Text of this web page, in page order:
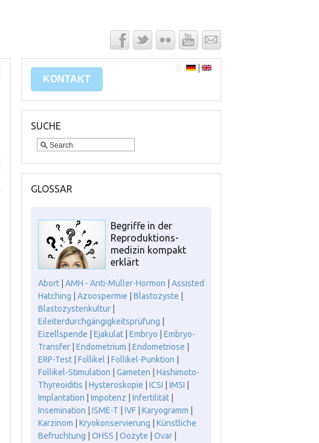
KONTAKT
SUCHE
GLOSSAR
Begriffe in der
Reproduktions-
medizin kompakt
erklärt
Abort| AMH - Anti-Müller-Hormon
Assisted
Hatching
Azoospermie Blastozyste
Blastozystenkultur|
Eileiterdurchgängigkeitsprüfung
Eizellspende
Ejakulat| Embryo
Embryo-
Transfer| Endometrium Endometriose
ERP-Test| Follikel Follikel-Punktion
Follikel-Stimulation
Gameten
Hashimoto-
Thyreoiditis
Hysteroskopie ICSI IMSI
Implantation
Impotenz Infertilität|
Insemination
ISME-T IVF| Karyogramm
Karzinom
Kryokonservierung
Künstliche
Befruchtung
OHSS Oozyte Ovar|